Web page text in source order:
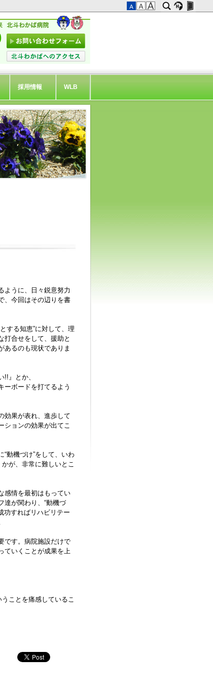
採用情報 WLB
ように、日々鋭意努力
、今回はその辺りを書
する知恵”に対して、理
打合せをして、援助と
あるのも現状でありま
!!』とか、
ーボードを打てるよう
効果が表れ、進歩して
ションの効果が出てこ
動機づけ”をして、いわ
が、非常に難しいとこ
感情を最初はもってい
達が関わり、“動機づ
功すればリハビリテー
です。病院施設だけで
ていくことが成果を上
ことを痛感しているこ